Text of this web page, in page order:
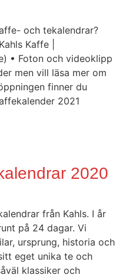
och tekalendrar?
Kaffe |
• Foton och videoklipp
men vill läsa mer om
finner du
2021
2020
från Kahls. I år
på 24 dagar. Vi
ursprung, historia och
eget unika te och
klassiker och